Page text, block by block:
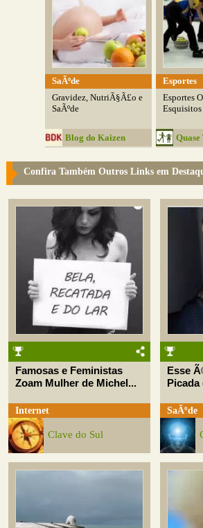
SaÃºde
Gravidez, NutriÃ§Ã£o e
SaÃºde
Blog do Kaizen
Esportes
Esportes
Esquisitos
Confira Também Outros Links em
Famosas e Feministas
Zoam Mulher de Michel...
Internet
Clave do Sul
Esse
Picada
SaÃºde